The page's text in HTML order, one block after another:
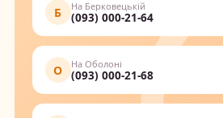
Б На Берковецькій
(093) 000-21-64
О На Оболоні
(093) 000-21-68